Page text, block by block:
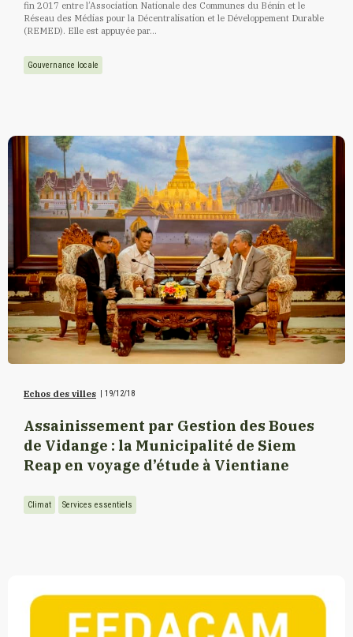
fin 2017 entre l’Association Nationale des Communes du Bénin et le
Réseau des Médias pour la Décentralisation et le Développement Durable
(REMED). Elle est appuyée par...
Gouvernance locale
Echos des villes | 19/12/18
Assainissement par Gestion des Boues
de Vidange : la Municipalité de Siem
Reap en voyage d’étude à Vientiane
Climat Services essentiels